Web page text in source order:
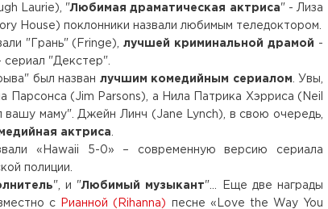
Laurie), "Любимая драматическая актриса" - Лиза
House) поклонники назвали любимым теледоктором.
"Грань" (Fringe),лучшей криминальной драмой -
сериал "Декстер".
был назван лучшим комедийным сериалом . Увы,
Парсонса (Jim Parsons), а Нила Патрика Хэрриса (Neil
вашу маму". Джейн Линч (Jane Lynch), в свою очередь,
актриса
«Hawaii 5-0» – современную версию сериала
полиции.
", и "Любимый музыкант"… Еще две награды
с
Рианной (Rihanna)
песне «Love the Way You